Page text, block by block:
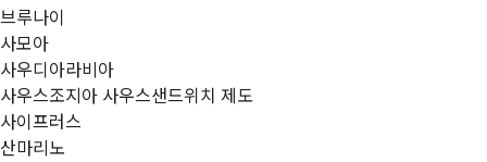
브루나이
사모아
사우디아라비아
사우스조지아 사우스샌드위치 제도
사이프러스
산마리노